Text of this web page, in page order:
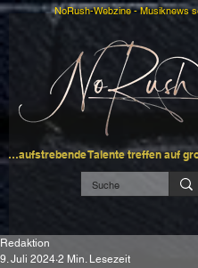
…aufstrebende Talente treffen auf
NoRush-Webzine - Musiknews
Redaktion
9. Juli 2024 2 Min. Lesezeit